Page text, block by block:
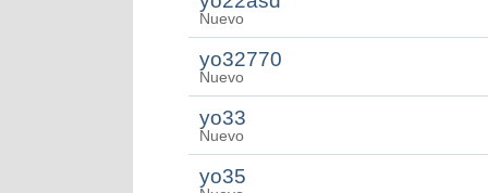
Nuevo
yo32770
Nuevo
yo33
Nuevo
yo35